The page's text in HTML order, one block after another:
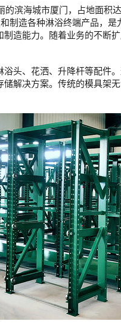
的滨海城市厦门，占地面积
制造各种淋浴终端产品，是
造能力。随着业务的不断
头、花洒、升降杆等配件
解决方案。传统的模具架